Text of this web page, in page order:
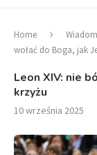
Home
wołać do Boga, jak
Leon XIV: nie
krzyżu
10 września 2025